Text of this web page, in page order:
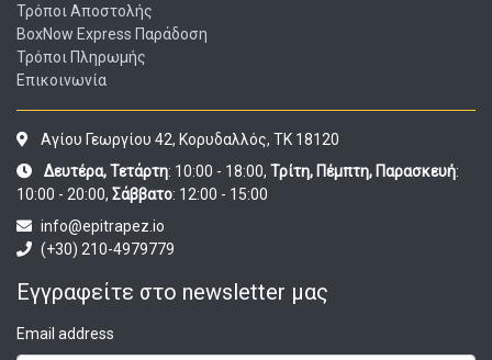
Τρόποι Αποστολής
BoxNow Express Παράδοση
Τρόποι Πληρωμής
Επικοινωνία
Αγίου Γεωργίου 42, Κορυδαλλός, ΤΚ 18120
Δευτέρα, Τετάρτη: 10:00 - 18:00, Τρίτη, Πέμπτη, Παρασκευή:
10:00 - 20:00, Σάββατο: 12:00 - 15:00
info@epitrapez.io
(+30) 210-4979779
Εγγραφείτε στο newsletter μας
Email address